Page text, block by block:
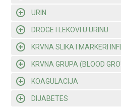
URIN
DROGE I LEKOVI U URINU
KRVNA SLIKA I MARKERI
KRVNA GRUPA (BLOOD
KOAGULACIJA
DIJABETES